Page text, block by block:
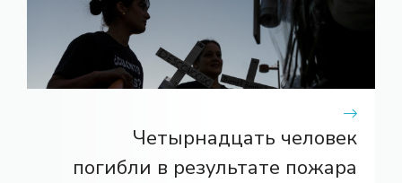
Четырнадцать человек
погибли в результате пожара